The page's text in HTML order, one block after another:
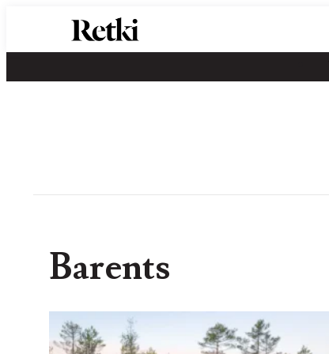
sisältöön
Retki-lehti
Retkeily,
vaellus,
Barents